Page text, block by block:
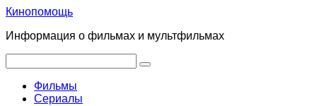
Перейти
контенту
Кинопомощь
Информация о фильмах и мультфильмах
Фильмы
Сериалы